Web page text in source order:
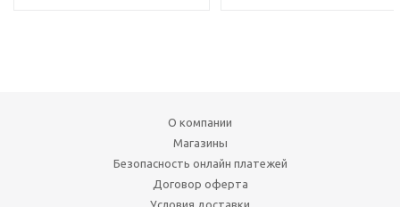
О компании
Магазины
Безопасность онлайн платежей
Договор оферта
Условия доставки